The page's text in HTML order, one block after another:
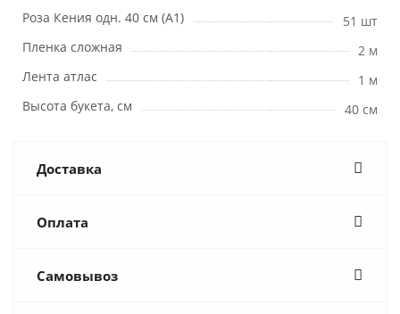
Роза Кения одн. 40 см (А1)
51 шт
Пленка сложная
2 м
Лента атлас
1 м
Высота букета, см
40 см
Доставка
Оплата
Самовывоз